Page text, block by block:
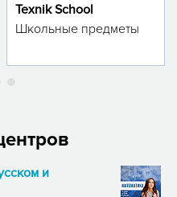
Texnik School
Школьные предметы
и